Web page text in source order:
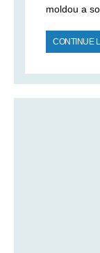
moldou a
CONTINUE